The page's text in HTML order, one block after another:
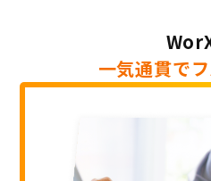
一気通貫で